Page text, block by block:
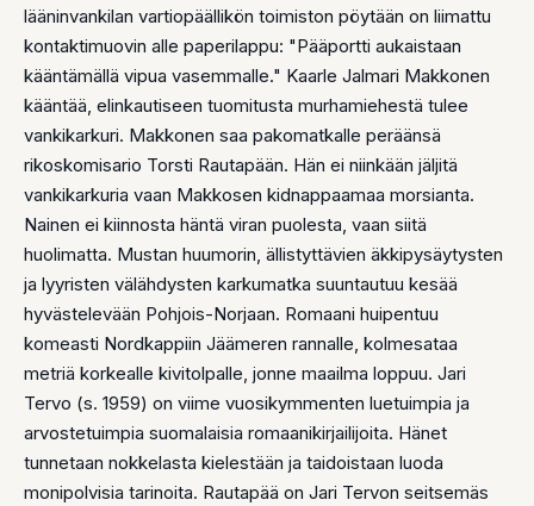
lääninvankilan vartiopäällikön toimiston pöytään on liimattu
kontaktimuovin alle paperilappu: "Pääportti aukaistaan
kääntämällä vipua vasemmalle." Kaarle Jalmari Makkonen
kääntää, elinkautiseen tuomitusta murhamiehestä tulee
vankikarkuri. Makkonen saa pakomatkalle peräänsä
rikoskomisario Torsti Rautapään. Hän ei niinkään jäljitä
vankikarkuria vaan Makkosen kidnappaamaa morsianta.
Nainen ei kiinnosta häntä viran puolesta, vaan siitä
huolimatta. Mustan huumorin, ällistyttävien äkkipysäytysten
ja lyyristen välähdysten karkumatka suuntautuu kesää
hyvästelevään Pohjois-Norjaan. Romaani huipentuu
komeasti Nordkappiin Jäämeren rannalle, kolmesataa
metriä korkealle kivitolpalle, jonne maailma loppuu. Jari
Tervo (s. 1959) on viime vuosikymmenten luetuimpia ja
arvostetuimpia suomalaisia romaanikirjailijoita. Hänet
tunnetaan nokkelasta kielestään ja taidoistaan luoda
monipolvisia tarinoita. Rautapää on Jari Tervon seitsemäs